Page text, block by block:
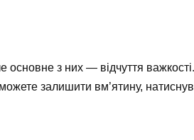
з них — відчуття
залишити вм’ятину,